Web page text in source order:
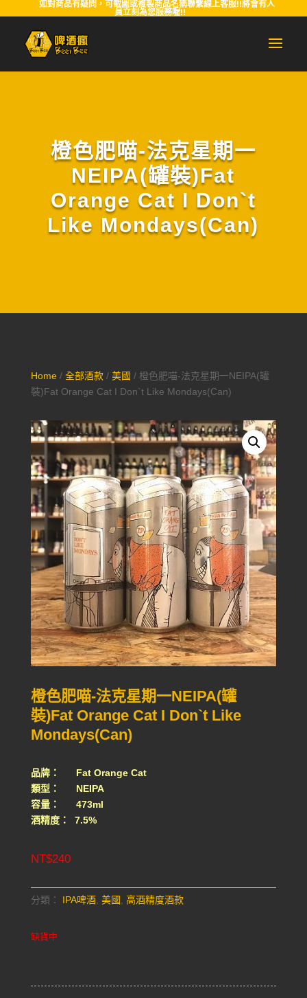
如對商品有疑問，可截圖或複製商品名稱聯繫線上客服!!將會有人
員立刻為您服務喔!!
橙色肥喵-法克星期一
NEIPA(罐裝)Fat
Orange Cat I Don`t
Like Mondays(Can)
Home/ 全部酒款/ 美國 / 橙色肥喵-法克星期一NEIPA(罐
裝)Fat Orange Cat I Don`t Like Mondays(Can)
橙色肥喵-法克星期一NEIPA(罐
裝)Fat Orange Cat I Don`t Like
Mondays(Can)
品牌： Fat Orange Cat
類型： NEIPA
容量： 473ml
酒精度： 7.5%
NT$240
分類： IPA啤酒, 美國, 高酒精度酒款
缺貨中